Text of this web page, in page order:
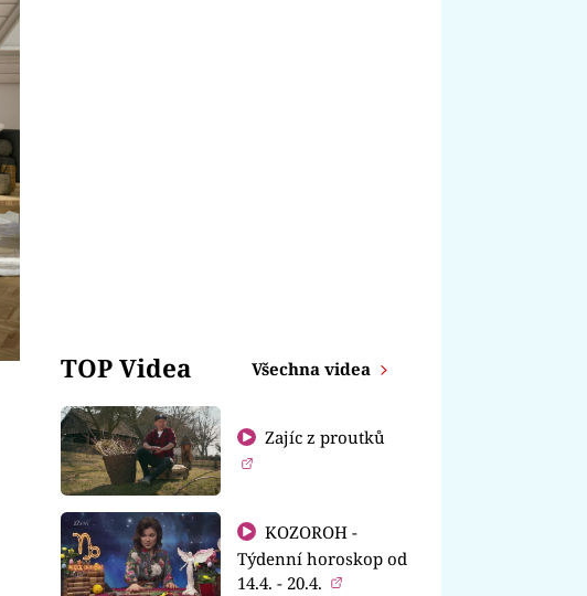
TOP Videa Všechna videa
Zajíc z proutků
KOZOROH -
Týdenní horoskop od
14.4. - 20.4.